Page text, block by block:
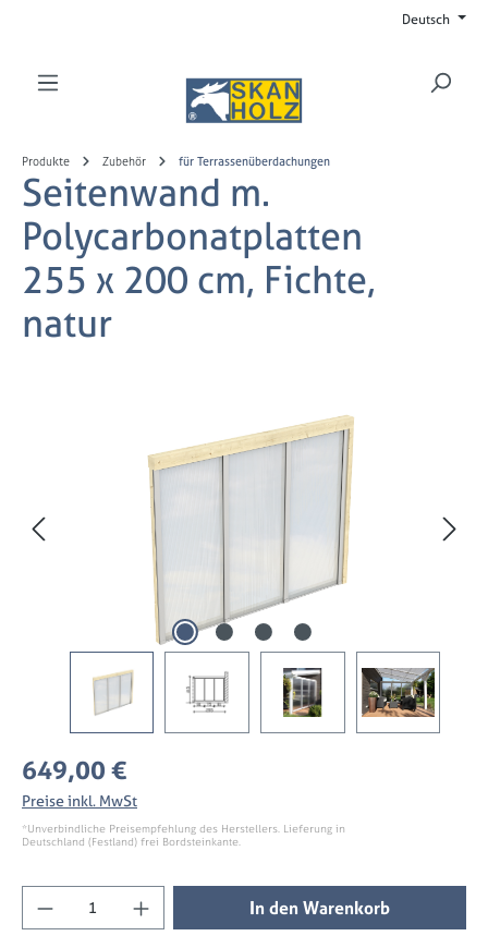
Produkte Zubehör für Terrassenüberdachungen
Seitenwand m.
Polycarbonatplatten
255 x 200 cm, Fichte,
natur
Regulärer Preis:
649,00 €
Preise inkl. MwSt
*Unverbindliche Preisempfehlung des Herstellers. Lieferung in
Deutschland (Festland) frei Bordsteinkante.
Produkt Anzahl: Gib den gewünschten
In den Warenkorb
Deutsch